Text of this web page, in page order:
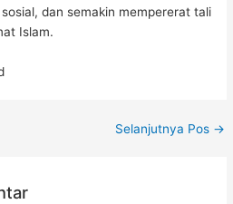
dan semakin mempererat tali
Islam.
Selanjutnya Pos →